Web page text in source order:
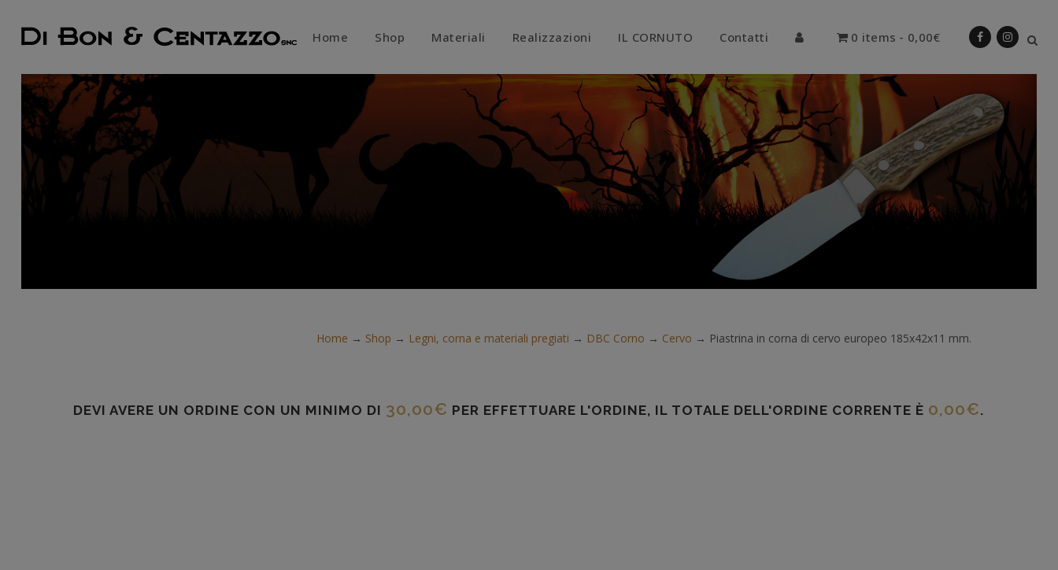
Home Shop Materiali Realizzazioni IL CORNUTO Contatti 0 items 0,00€
Home → Shop → Legni, corna e materiali pregiati → DBC Corno → Cervo → Piastrina in corna di cervo europeo 185x42x11 mm.
DEVI AVERE UN ORDINE CON UN MINIMO DI 30,00€ PER EFFETTUARE L'ORDINE, IL TOTALE DELL'ORDINE CORRENTE È 0,00€.